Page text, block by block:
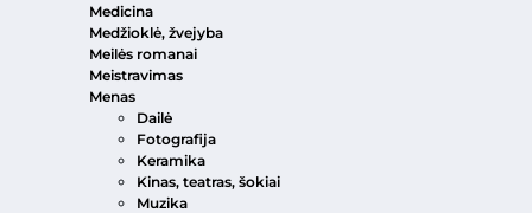
Medicina
Medžioklė, žvejyba
Meilės romanai
Meistravimas
Menas
Dailė
Fotografija
Keramika
Kinas, teatras, šokiai
Muzika